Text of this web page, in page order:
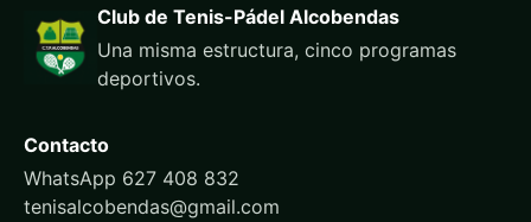
Club de Tenis-Pádel Alcobendas
Una misma estructura, cinco programas
deportivos.
Contacto
WhatsApp 627 408 832
tenisalcobendas@gmail.com